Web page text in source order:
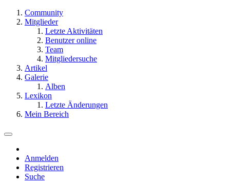
Community
Mitglieder
Letzte Aktivitäten
Benutzer online
Team
Mitgliedersuche
Artikel
Galerie
Alben
Lexikon
Letzte Änderungen
Mein Bereich
Anmelden
Registrieren
Suche